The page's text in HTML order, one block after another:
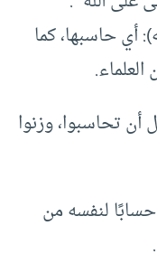
أي حاسبها، كما
تحاسبوا، وزنوا
لنفسه من